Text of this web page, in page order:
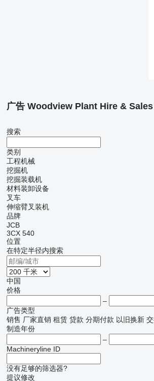
广告 Woodview Plant Hire &
搜索
类别
工程机械
挖掘机
挖掘装载机
材料装卸设备
叉车
伸缩臂叉装机
品牌
JCB
3CX 540
位置
在特定半径内搜索
中国
价格
–
广告类型
销售 厂家直销 租赁 贷款 分期付款 以旧换新
制造年份
–
Machineryline ID
没有足够的筛选器?
提议修改